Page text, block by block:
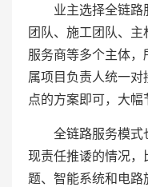
业主选择全链
团队、施工团队、
服务商等多个主体
属项目负责人统一
点的方案即可，大幅
全链路服务模式
现责任推诿的情况，
题、智能系统和电